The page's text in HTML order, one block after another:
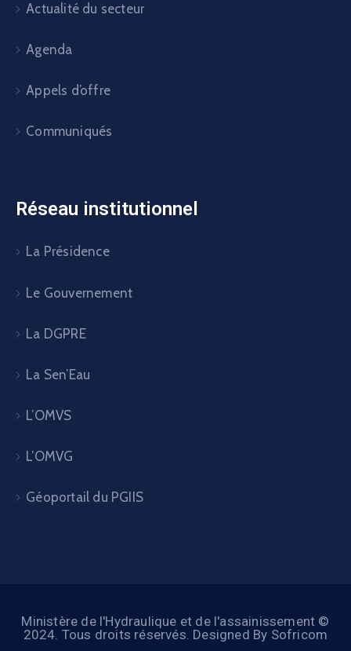
Actualité du secteur
Agenda
Appels d’offre
Communiqués
Réseau institutionnel
La Présidence
Le Gouvernement
La DGPRE
La Sen’Eau
L’OMVS
L’OMVG
Géoportail du PGIIS
Ministère de l'Hydraulique et de l'assainissement ©
2024. Tous droits réservés. Designed By Sofricom